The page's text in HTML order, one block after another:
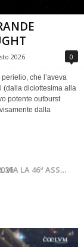
2026 0
che l’aveva
(dalla diciottesima alla
potente outburst
dalla
Agosto 2026